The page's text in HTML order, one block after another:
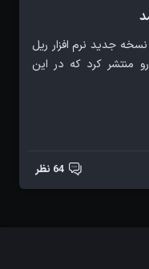
چند روز پیش کمپانی e-on Software نسخه جدید نرم افزار ریل
تایم خودش یعنی LumenRT 2015 رو منتشر کرد که در این
64 نظر